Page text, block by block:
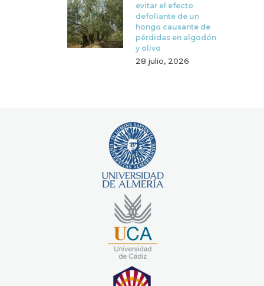
evitar el efecto
defoliante de un
hongo causante de
pérdidas en algodón
y olivo
28 julio, 2026